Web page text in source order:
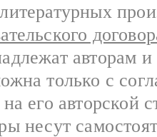
авторам
только с
его авторской
несут